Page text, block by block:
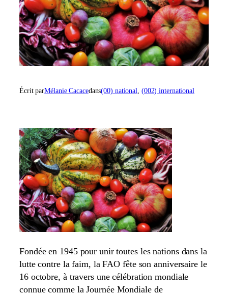
Écrit parMélanie Cacacedans(00) national, (002) international
Fondée en 1945 pour unir toutes les nations dans la
lutte contre la faim, la FAO fête son anniversaire le
16 octobre, à travers une célébration mondiale
connue comme la Journée Mondiale de